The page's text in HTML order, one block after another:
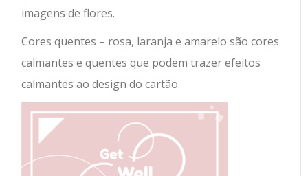
imagens de flores.
Cores quentes – rosa, laranja e amarelo são cores
calmantes e quentes que podem trazer efeitos
calmantes ao design do cartão.